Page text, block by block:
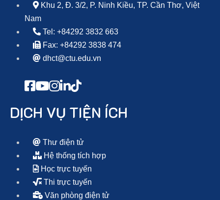
Khu 2, Đ. 3/2, P. Ninh Kiều, TP. Cần Thơ, Việt
Nam
Tel: +84292 3832 663
Fax: +84292 3838 474
dhct@ctu.edu.vn
DỊCH VỤ TIỆN ÍCH
Thư điện tử
Hệ thống tích hợp
Học trực tuyến
Thi trực tuyến
Văn phòng điện tử